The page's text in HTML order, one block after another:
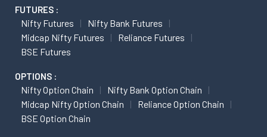
FUTURES :
Nifty Futures
Nifty Bank Futures
Midcap Nifty Futures
Reliance Futures
BSE Futures
OPTIONS :
Nifty Option Chain
Nifty Bank Option Chain
Midcap Nifty Option Chain
Reliance Option Chain
BSE Option Chain